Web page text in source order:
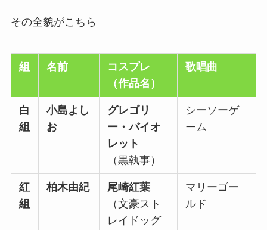
その全貌がこちら
組 名前
コスプレ
（作品名）
歌唱曲
白
組
小島よし
お
グレゴリ
ー・バイオ
レット
（黒執事）
シーソーゲ
ーム
紅
組
柏木由紀
尾崎紅葉
（文豪スト
レイドッグ
マリーゴー
ルド